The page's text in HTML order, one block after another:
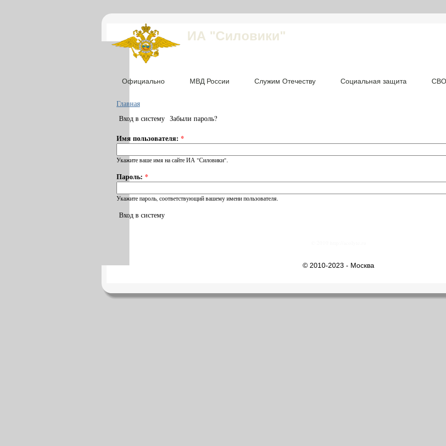
ИА "Силовики"
Официально МВД России Служим Отечеству Социальная защита СВО
Главная
Вход в систему Забыли пароль?
Имя пользователя: *
Укажите ваше имя на сайте ИА "Силовики".
Пароль: *
Укажите пароль, соответствующий вашему имени пользователя.
Вход в систему
© 2010-2023 - Москва